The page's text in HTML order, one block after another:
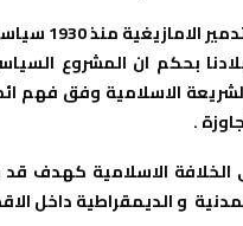
ان تسييس
بحكم ان المشروع
الاسلامية وفق فهم
.
الخلافة الاسلامية
و الديمقراطية داخل